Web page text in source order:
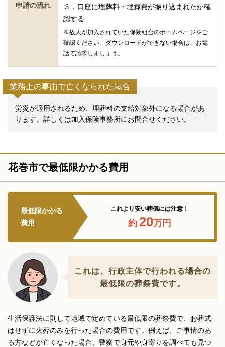
申請の流れ
３．口座に埋葬料・埋葬費が振り込まれたか確
認する
※故人が加入されていた保険組合のホームページをご
確認ください。ダウンロードができない場合は、お電
話で請求しましょう。
業務上の事由で亡くなられた場合
労災が適用されるため、埋葬料の支給対象外になる場合があ
ります。詳しくは加入保険事務所にお問合せください。
花巻市で最低限かかる費用
最低限かかる
費用
これより安い葬儀には注意！
約 20万円
これは、行政主体で行われる場合の
最低限の葬祭費です。
生活保護法に則して地域で定めている最低限の葬祭費で、お葬式
はせずに火葬のみを行った場合の費用です。例えば、ご事情のあ
る方などが亡くなった場合、警察で身元や身寄りを調べても見つ